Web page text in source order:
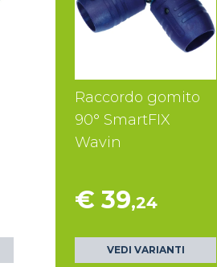
Raccordo gomito
90° SmartFIX
Wavin
€ 39,24
VEDI VARIANTI